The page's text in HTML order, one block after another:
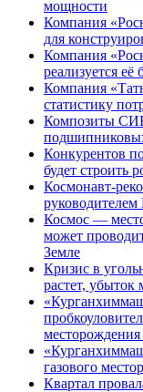
мощности
Компания
для
Компания
реализуется
Компания
статистику
Композиты
Конкурентов
будет строить
Космонавт-
Космос —
может
Земле
Кризис в
растет, убыток
газового
Квартал